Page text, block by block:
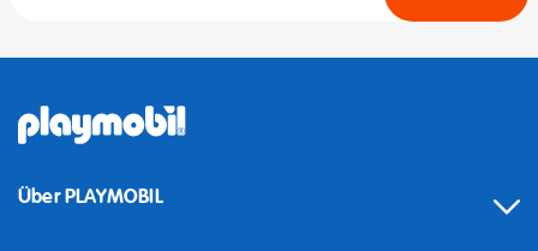
Über PLAYMOBIL